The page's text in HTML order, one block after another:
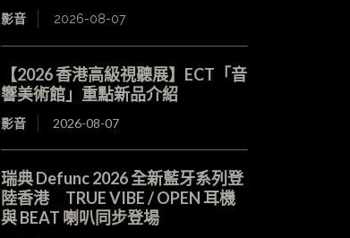
影音 2026-08-07
【2026 香港高級視聽展】ECT「音
響美術館」重點新品介紹
影音 2026-08-07
瑞典 Defunc 2026 全新藍牙系列登
陸香港 TRUE VIBE / OPEN 耳機
與 BEAT 喇叭同步登場